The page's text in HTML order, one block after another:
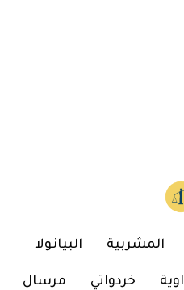
المشربية البيانولا
خردواتي مرسال